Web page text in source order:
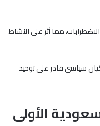
مما أثر على النشاط
سياسي قادر على توحيد
الأولى